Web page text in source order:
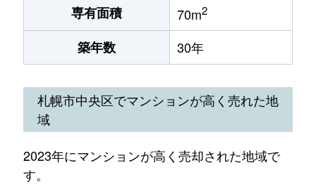
専有面積 70m2
築年数 30年
札幌市中央区でマンションが高く売れた地
域
2023年にマンションが高く売却された地域で
す。